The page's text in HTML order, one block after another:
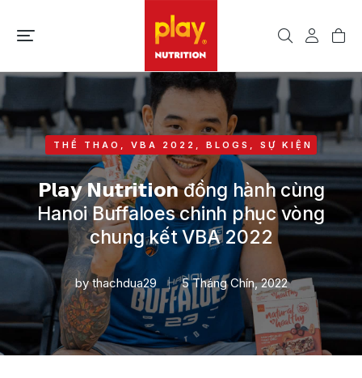
THỂ THAO VBA 2022 BLOGS SỰ KIỆN
𝗣𝗹𝗮𝘆 𝗡𝘂𝘁𝗿𝗶𝘁𝗶𝗼𝗻 đồng hành cùng
Hanoi Buffaloes chinh phục vòng
chung kết VBA 2022
bythachdua29 5 Tháng Chín, 2022